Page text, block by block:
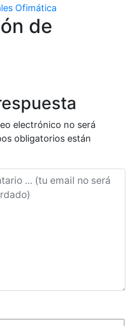
Ofimática
de
electrónico no será
obligatorios están